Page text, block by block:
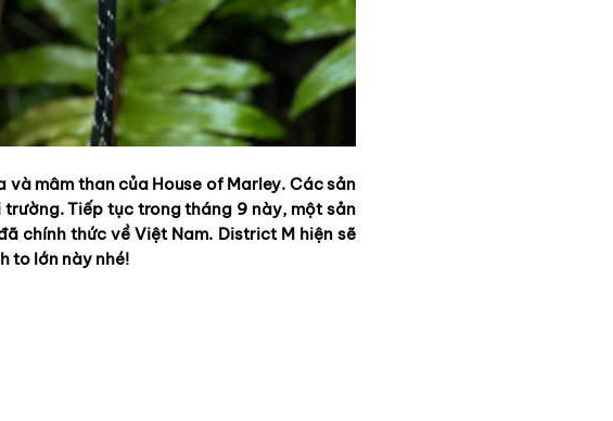
mâm than của House of Marley. Các sản
Tiếp tục trong tháng 9 này, một sản
chính thức về Việt Nam. District M hiện sẽ
to lớn này nhé!